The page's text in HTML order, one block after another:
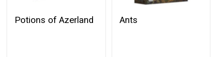
Potions of Azerland Ants